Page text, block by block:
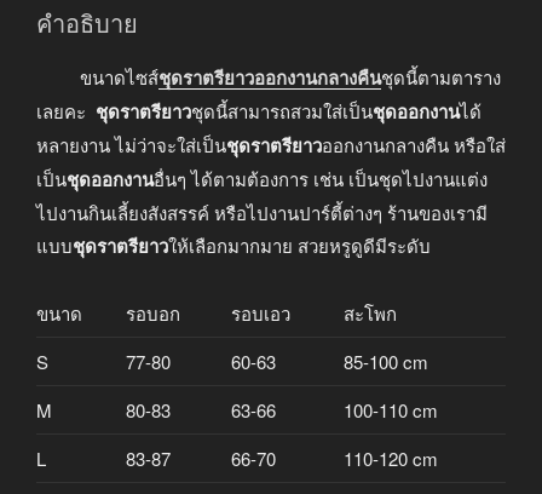
คำอธิบาย
ขนาดไซส์ชุดราตรียาวออกงานกลางคืนชุดนี้ตามตาราง
เลยคะ ชุดราตรียาวชุดนี้สามารถสวมใส่เป็นชุดออกงานได้
หลายงาน ไม่ว่าจะใส่เป็นชุดราตรียาวออกงานกลางคืน หรือใส่
เป็นชุดออกงานอื่นๆ ได้ตามต้องการ เช่น เป็นชุดไปงานแต่ง
ไปงานกินเลี้ยงสังสรรค์ หรือไปงานปาร์ตี้ต่างๆ ร้านของเรามี
แบบชุดราตรียาวให้เลือกมากมาย สวยหรูดูดีมีระดับ
ขนาด รอบอก รอบเอว
สะโพก
S
77-80 60-63
85-100 cm
M
80-83 63-66
100-110 cm
L
83-87 66-70
110-120 cm